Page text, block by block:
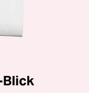
Blick